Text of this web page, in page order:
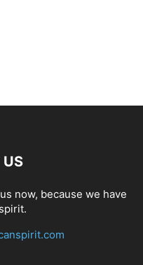
now, because we have